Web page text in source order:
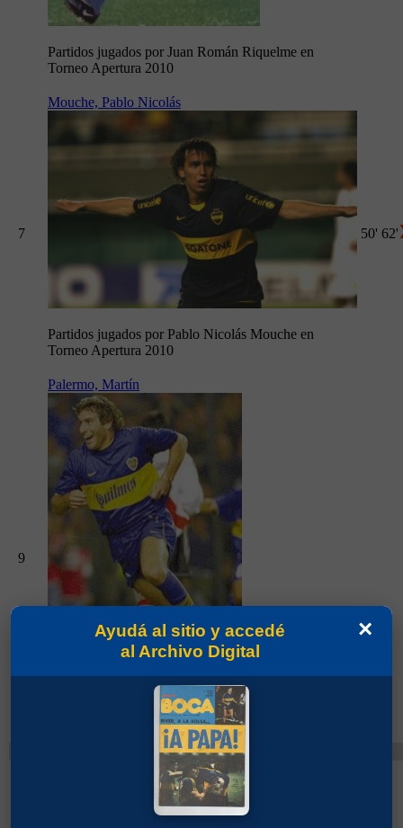
Partidos jugados por Juan Román Riquelme en
Torneo Apertura 2010
7
Mouche, Pablo Nicolás
Partidos jugados por Pablo Nicolás Mouche en
Torneo Apertura 2010
50' 62'
9
Palermo, Martín
Partidos jugados por Martín Palermo en Torneo
Cambios
Monzón, Luciano Fabián
×
Ayudá al sitio y accedé
al Archivo Digital